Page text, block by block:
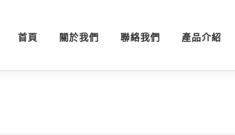
首頁 關於我們 聯絡我們 產品介紹